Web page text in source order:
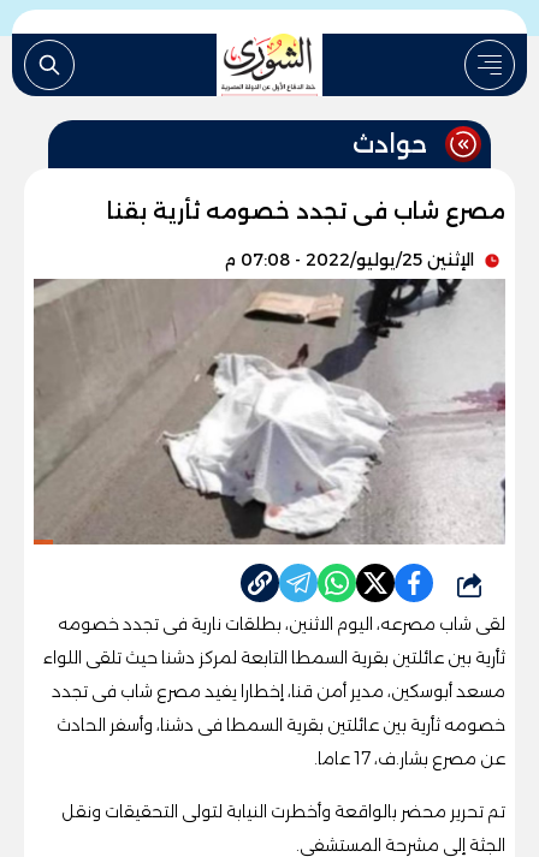
حوادث
مصرع شاب فى تجدد خصومه ثأرية بقنا
الإثنين 25/يوليو/2022 - 07:08 م
شارك
لقى شاب مصرعه، اليوم الاثنين، بطلقات نارية فى تجدد خصومه
ثأرية بين عائلتين بقرية السمطا التابعة لمركز دشنا حيث تلقى اللواء
مسعد أبوسكين، مدير أمن قنا، إخطارا يفيد مصرع شاب فى تجدد
خصومه ثأرية بين عائلتين بقرية السمطا فى دشنا، وأسفر الحادث
عن مصرع بشار.ف، 17 عاما.
تم تحرير محضر بالواقعة وأخطرت النيابة لتولى التحقيقات ونقل
الجثة إلى مشرحة المستشفي.